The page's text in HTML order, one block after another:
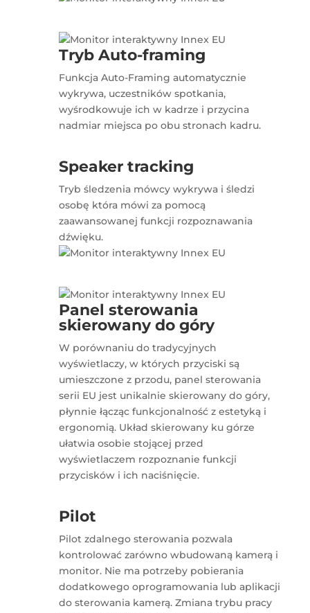
Tryb Auto-framing
Funkcja Auto-Framing automatycznie
wykrywa, uczestników spotkania,
wyśrodkowuje ich w kadrze i przycina
nadmiar miejsca po obu stronach kadru.
Speaker tracking
Tryb śledzenia mówcy wykrywa i śledzi
osobę która mówi za pomocą
zaawansowanej funkcji rozpoznawania
dźwięku.
Panel sterowania
skierowany do góry
W porównaniu do tradycyjnych
wyświetlaczy, w których przyciski są
umieszczone z przodu, panel sterowania
serii EU jest unikalnie skierowany do góry,
płynnie łącząc funkcjonalność z estetyką i
ergonomią. Układ skierowany ku górze
ułatwia osobie stojącej przed
wyświetlaczem rozpoznanie funkcji
przycisków i ich naciśnięcie.
Pilot
Pilot zdalnego sterowania pozwala
kontrolować zarówno wbudowaną kamerą i
monitor. Nie ma potrzeby pobierania
dodatkowego oprogramowania lub aplikacji
do sterowania kamerą. Zmiana trybu pracy